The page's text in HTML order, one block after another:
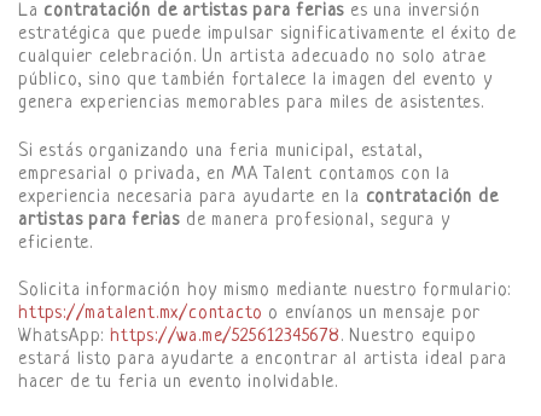
La contratación de artistas para ferias es una inversión
estratégica que puede impulsar significativamente el éxito de
cualquier celebración. Un artista adecuado no solo atrae
público, sino que también fortalece la imagen del evento y
genera experiencias memorables para miles de asistentes.
Si estás organizando una feria municipal, estatal,
empresarial o privada, en MA Talent contamos con la
experiencia necesaria para ayudarte en la contratación de
artistas para ferias de manera profesional, segura y
eficiente.
Solicita información hoy mismo mediante nuestro formulario:
https://matalent.mx/contacto o envíanos un mensaje por
WhatsApp:https://wa.me/525612345678. Nuestro equipo
estará listo para ayudarte a encontrar al artista ideal para
hacer de tu feria un evento inolvidable.